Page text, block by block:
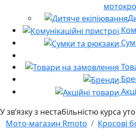
У звʼязку з нестабільністю курса
Мото-магазин Rmoto
Кросові